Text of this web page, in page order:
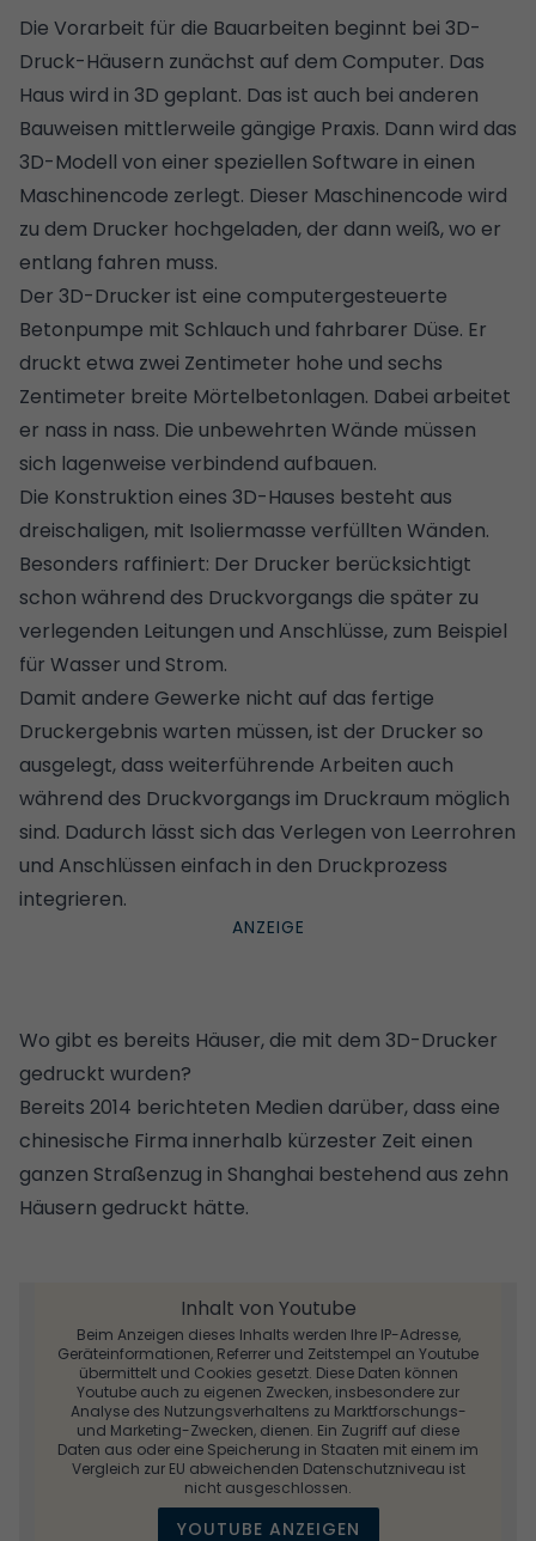
Die Vorarbeit für die Bauarbeiten beginnt bei 3D-
Druck-Häusern zunächst auf dem Computer. Das
Haus wird in 3D geplant. Das ist auch bei anderen
Bauweisen mittlerweile gängige Praxis. Dann wird das
3D-Modell von einer speziellen Software in einen
Maschinencode zerlegt. Dieser Maschinencode wird
zu dem Drucker hochgeladen, der dann weiß, wo er
entlang fahren muss.
Der 3D-Drucker ist eine computergesteuerte
Betonpumpe mit Schlauch und fahrbarer Düse. Er
druckt etwa zwei Zentimeter hohe und sechs
Zentimeter breite Mörtelbetonlagen. Dabei arbeitet
er nass in nass. Die unbewehrten Wände müssen
sich lagenweise verbindend aufbauen.
Die Konstruktion eines 3D-Hauses besteht aus
dreischaligen, mit Isoliermasse verfüllten Wänden.
Besonders raffiniert: Der Drucker berücksichtigt
schon während des Druckvorgangs die später zu
verlegenden Leitungen und Anschlüsse, zum Beispiel
für Wasser und Strom.
Damit andere Gewerke nicht auf das fertige
Druckergebnis warten müssen, ist der Drucker so
ausgelegt, dass weiterführende Arbeiten auch
während des Druckvorgangs im Druckraum möglich
sind. Dadurch lässt sich das Verlegen von Leerrohren
und Anschlüssen einfach in den Druckprozess
integrieren.
Wo gibt es bereits Häuser, die mit dem 3D-Drucker
gedruckt wurden?
Bereits 2014 berichteten Medien darüber, dass eine
chinesische Firma innerhalb kürzester Zeit einen
ganzen Straßenzug in Shanghai bestehend aus zehn
Häusern gedruckt hätte.
Inhalt von Youtube
Beim Anzeigen dieses Inhalts werden Ihre IP-Adresse,
Geräteinformationen, Referrer und Zeitstempel an Youtube
übermittelt und Cookies gesetzt. Diese Daten können
Youtube auch zu eigenen Zwecken, insbesondere zur
Analyse des Nutzungsverhaltens zu Marktforschungs-
und Marketing-Zwecken, dienen. Ein Zugriff auf diese
Daten aus oder eine Speicherung in Staaten mit einem im
Vergleich zur EU abweichenden Datenschutzniveau ist
nicht ausgeschlossen.
YOUTUBE ANZEIGEN